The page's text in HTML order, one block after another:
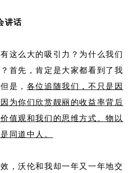
讲话
这么大的吸引力？为什么我们
首先，肯定是大家都看到了我
是， 各位追随我们，不只是因
为你们欣赏靓丽的收益率背后
值观和我们的思维方式。物以
同道中人。
，沃伦和我却一年又一年地交